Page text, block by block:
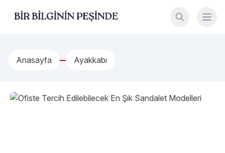
Bir Bilginin Peşinde!
Anasayfa Ayakkabı